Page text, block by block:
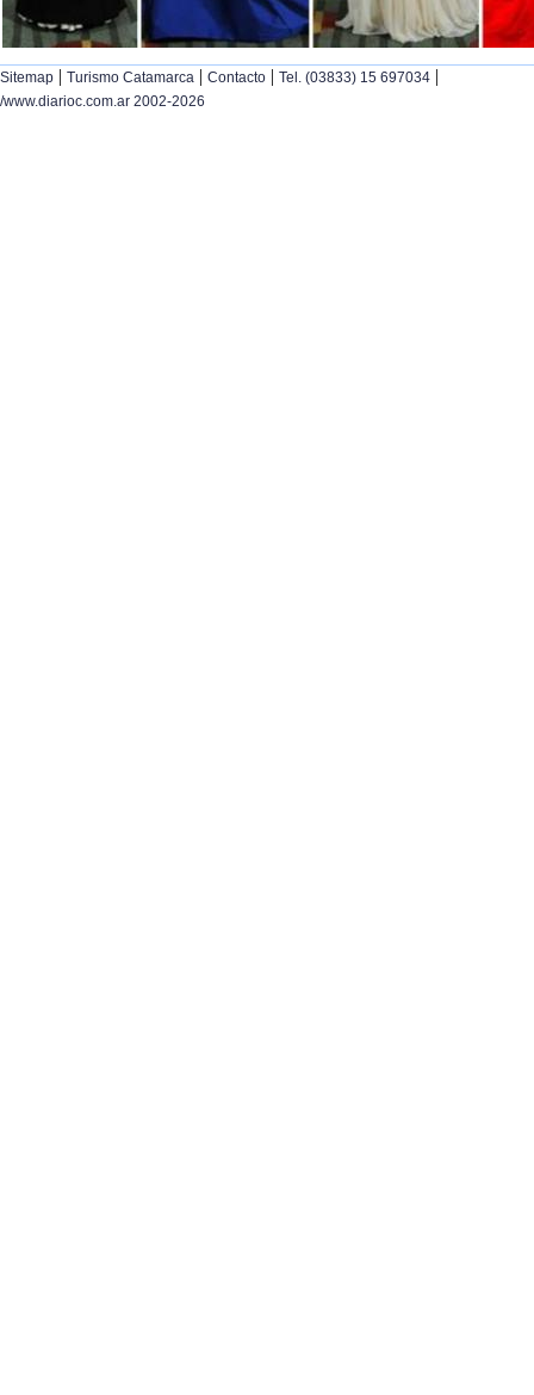
Sitemap | Turismo Catamarca | Contacto | Tel. (03833) 15 697034 |
/www.diarioc.com.ar 2002-2026